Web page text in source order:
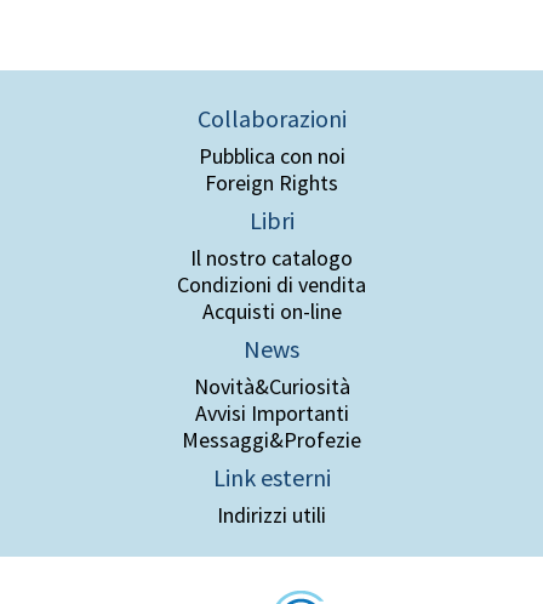
Collaborazioni
Pubblica con noi
Foreign Rights
Libri
Il nostro catalogo
Condizioni di vendita
Acquisti on-line
News
Novità&Curiosità
Avvisi Importanti
Messaggi&Profezie
Link esterni
Indirizzi utili